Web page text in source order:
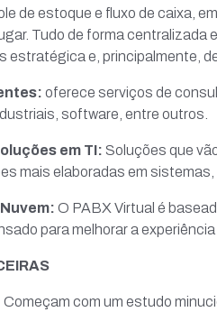
de estoque e fluxo de caixa,
Tudo de forma
estratégica e, principalmente,
oferece serviços de
software, entre outros.
em TI: Soluções que
mais elaboradas em sistemas,
O PABX Virtual é
para melhorar a
Começam com um estudo